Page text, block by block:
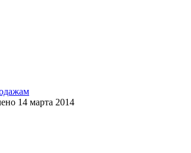
14 марта 2014